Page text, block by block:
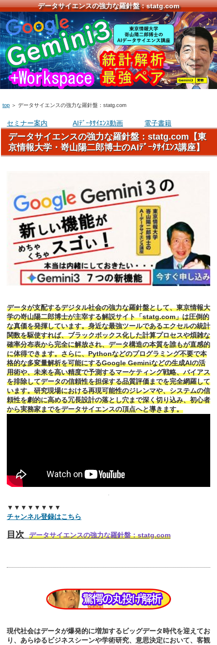
データサイエンスの強力な羅針盤：statg.com
top ＞ データサイエンスの強力な羅針盤：statg.com
セミナー案内 AIﾃﾞｰﾀｻｲｴﾝｽ動画 電子書籍
データサイエンスの強力な羅針盤：statg.com【東
京情報大学・嵜山陽二郎博士のAIﾃﾞｰﾀｻｲｴﾝｽ講座】
データが支配するデジタル社会の強力な羅針盤として、東京情報大
学の嵜山陽二郎博士が主宰する解説サイト「statg.com」は圧倒的
な真価を発揮しています。身近な最強ツールであるエクセルの統計
関数を駆使すれば、ブラックボックス化した計算プロセスや煩雑な
確率分布表から完全に解放され、データ構造の本質を誰もが直感的
に体得できます。さらに、Pythonなどのプログラミング不要で本
格的な多変量解析を可能にするGoogle Geminiなどの生成AIの活
用術や、未来を高い精度で予測するマーケティング戦略、バイアス
を排除してデータの信頼性を担保する品質評価までを完全網羅して
います。研究現場における再現可能性のジレンマや、システムの信
頼性を劇的に高める冗長設計の落とし穴まで深く切り込み、初心者
から実務家までをデータサイエンスの頂点へと導きます。
▼▼▼▼▼▼▼▼
チャンネル登録はこちら
目次 データサイエンスの強力な羅針盤：statg.com
現代社会はデータが爆発的に増加するビッグデータ時代を迎えてお
り、あらゆるビジネスシーンや学術研究、意思決定において、客観